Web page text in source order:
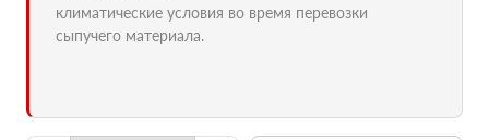
климатические условия во время перевозки
сыпучего материала.